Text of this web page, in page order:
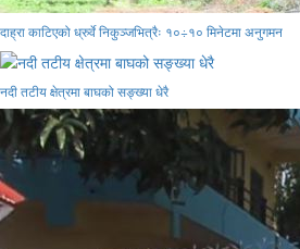
दाह्रा काटिएको ध्रुर्वे निकुञ्जभित्रैः १०÷१० मिनेटमा अनुगमन
नदी तटीय क्षेत्रमा बाघको सङ्ख्या धेरै